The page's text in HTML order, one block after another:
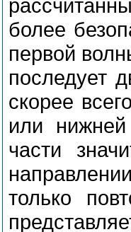
более
пеpвой
последует
скоpее
или
части
только